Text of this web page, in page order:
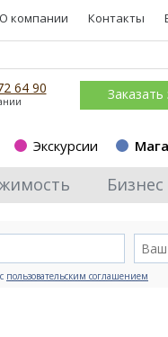
О компании Контакты
64 90 Заказать
Экскурсии
Бизнес
пользовательским соглашением